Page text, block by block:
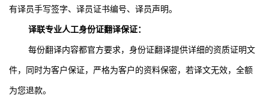
有译员手写签字、译员证书编号、译员声明。
译联专业人工身份证翻译保证：
每份翻译内容都官方要求，身份证翻译提供详细的资质证明文
件，同时为客户保证，严格为客户的资料保密，若译文无效，全额
为您退款。